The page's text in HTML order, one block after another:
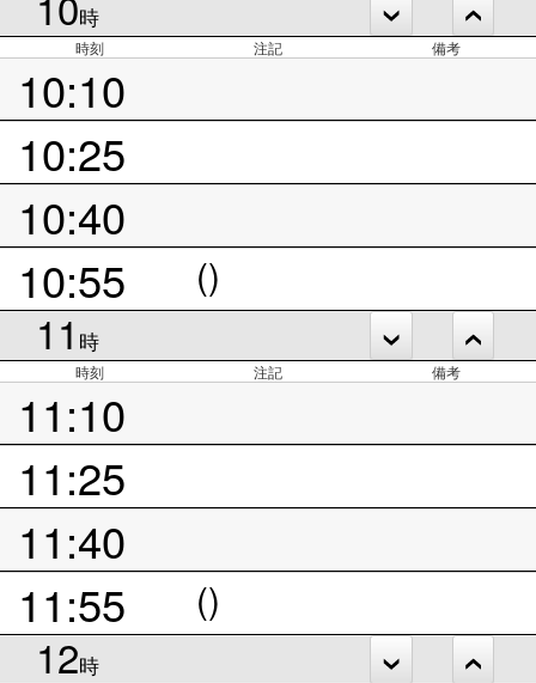
時
時刻 注記 備考
10:10
10:25
10:40
10:55
()
11 時
時刻 注記 備考
11:10
11:25
11:40
11:55
()
12時